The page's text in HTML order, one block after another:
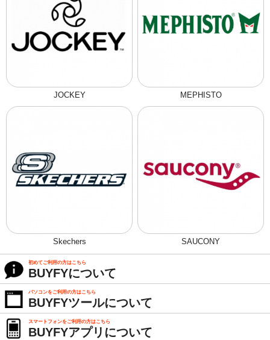
JOCKEY MEPHISTO
Skechers SAUCONY
初めてご利用の方はこちら
BUYFYについて
パソコンをご利用の方はこちら
BUYFYツールについて
スマートフォンをご利用の方はこちら
BUYFYアプリについて